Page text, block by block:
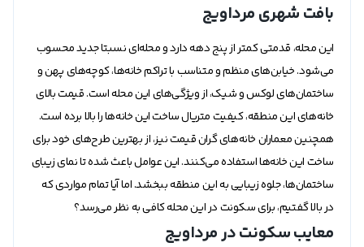
بافت شهری مرداویج
این محله، قدمتی کمتر از پنج دهه دارد و محله‌ای نسبتا جدید محسوب
می‌شود. خیابن‌های منظم و متناسب با تراکم خانه‌ها، کوچه‌های پهن و
ساختمان‌های لوکس و شیک، از ویژگی‌های این محله است. قیمت بالای
خانه‌های این منطقه، کیفیت متریال ساخت این خانه‌ها را بالا برده است.
همچنین معماران خانه‌های گران قیمت نیز، از بهترین طرح‌های خود برای
ساخت این خانه‌ها استفاده می‌کنند. این عوامل باعث شده تا نمای زیبای
ساختمان‌ها، جلوه زیبایی به این منطقه ببخشد. اما آیا تمام مواردی که
در بالا گفتیم، برای سکونت در این محله کافی به نظر می‌رسد؟
معایب سکونت در مرداویج